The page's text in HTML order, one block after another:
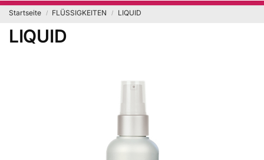
Startseite / FLÜSSIGKEITEN / LIQUID
LIQUID